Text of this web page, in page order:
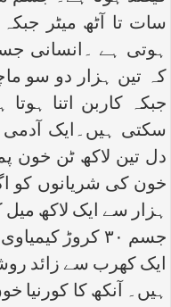
ہوتی ہے ۔انسانی
کہ تین ہزار دو سو
جبکہ کاربن اتنا
سکتی ہیں۔ایک
دل تین لاکھ ٹن خون
ہزار سے ایک لاکھ
جسم ۳۰ کروڑ
ایک کھرب سے زائد
ہیں۔ آنکھ کا کورنیا